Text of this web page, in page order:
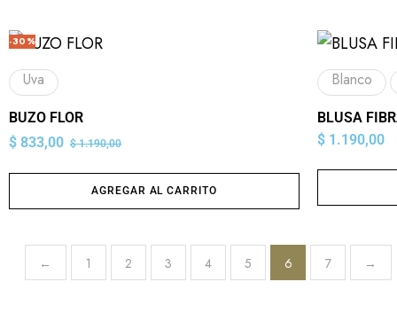
-30%
Uva
BUZO FLOR
$1.190,00
$ 833,00
AGREGAR AL CARRITO
Blanco
BLUSA
$ 1.190,00
← 1 2 3 4 5 6 7 →